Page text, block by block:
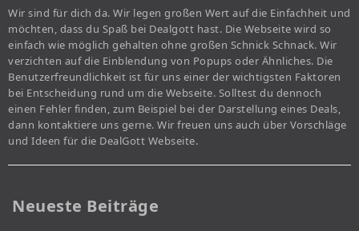
Wir sind für dich da. Wir legen großen Wert auf die Einfachheit und
möchten, dass du Spaß bei Dealgott hast. Die Webseite wird so
einfach wie möglich gehalten ohne großen Schnick Schnack. Wir
verzichten auf die Einblendung von Popups oder Ähnliches. Die
Benutzerfreundlichkeit ist für uns einer der wichtigsten Faktoren
bei Entscheidung rund um die Webseite. Solltest du dennoch
einen Fehler finden, zum Beispiel bei der Darstellung eines Deals,
dann kontaktiere uns gerne. Wir freuen uns auch über Vorschläge
und Ideen für die DealGott Webseite.
Neueste Beiträge